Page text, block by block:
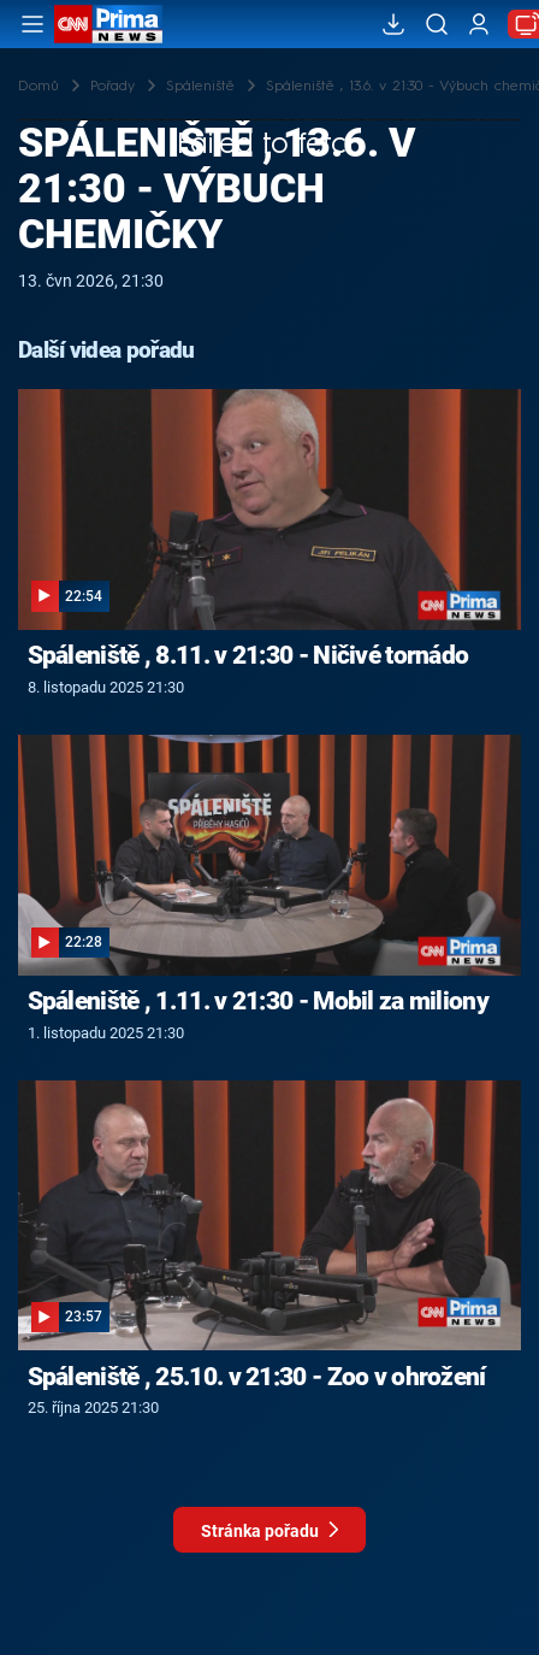
Domů Pořady Spáleniště Spáleniště , 13.6. v 21:30 - Výbuch
Failed to fetch
SPÁLENIŠTĚ , 13.6. V
21:30 - VÝBUCH
CHEMIČKY
13. čvn 2026, 21:30
Další videa pořadu
22:54
Spáleniště , 8.11. v 21:30 - Ničivé tornádo
8. listopadu 2025 21:30
22:28
Spáleniště , 1.11. v 21:30 - Mobil za miliony
1. listopadu 2025 21:30
23:57
Spáleniště , 25.10. v 21:30 - Zoo v ohrožení
25. října 2025 21:30
Stránka pořadu